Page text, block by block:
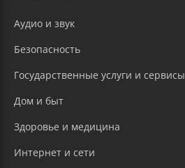
Аудио и звук
Безопасность
Государственные услуги и сервисы
Дом и быт
Здоровье и медицина
Интернет и сети